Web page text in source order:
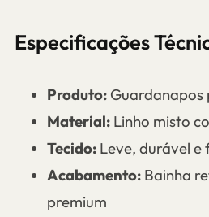
Especificações
Produto:Guardanapos
Material:Linho misto
Tecido:Leve, durável e
Acabamento:Bainha
premium